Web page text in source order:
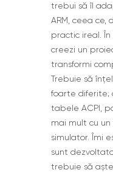
trebui să îl
ARM, ceea ce,
practic ireal.
creezi un
transformi
Trebuie să
foarte diferite;
tabele ACPI,
mai mult cu
simulator. Îmi
sunt
trebuie să